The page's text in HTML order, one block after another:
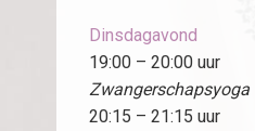
Dinsdagavond
19:00 – 20:00 uur
Zwangerschapsyoga
20:15 – 21:15 uur